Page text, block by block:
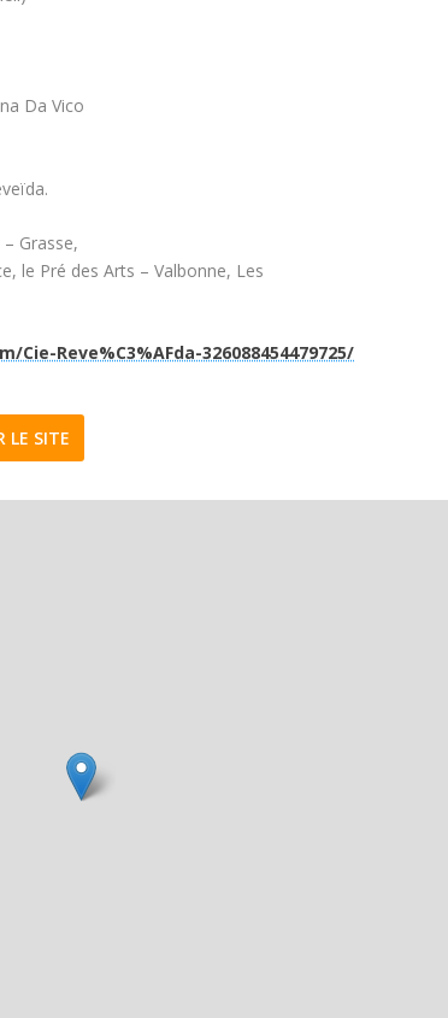
Da Vico
Grasse,
le Pré des Arts – Valbonne, Les
Reve%C3%AFda-326088454479725/
LE SITE